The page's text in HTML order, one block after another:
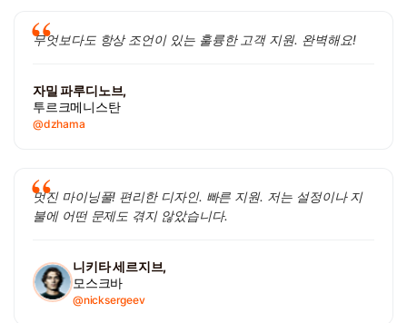
무엇보다도 항상 조언이 있는 훌륭한 고객 지원. 완벽해요!
자밀 파루디노브,
투르크메니스탄
@dzhama
멋진 마이닝풀! 편리한 디자인. 빠른 지원. 저는 설정이나 지
불에 어떤 문제도 겪지 않았습니다.
니키타 세르지브,
모스크바
@nicksergeev